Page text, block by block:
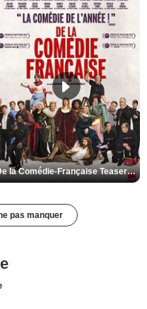
De la Comédie-Française Teaser VF
pas manquer